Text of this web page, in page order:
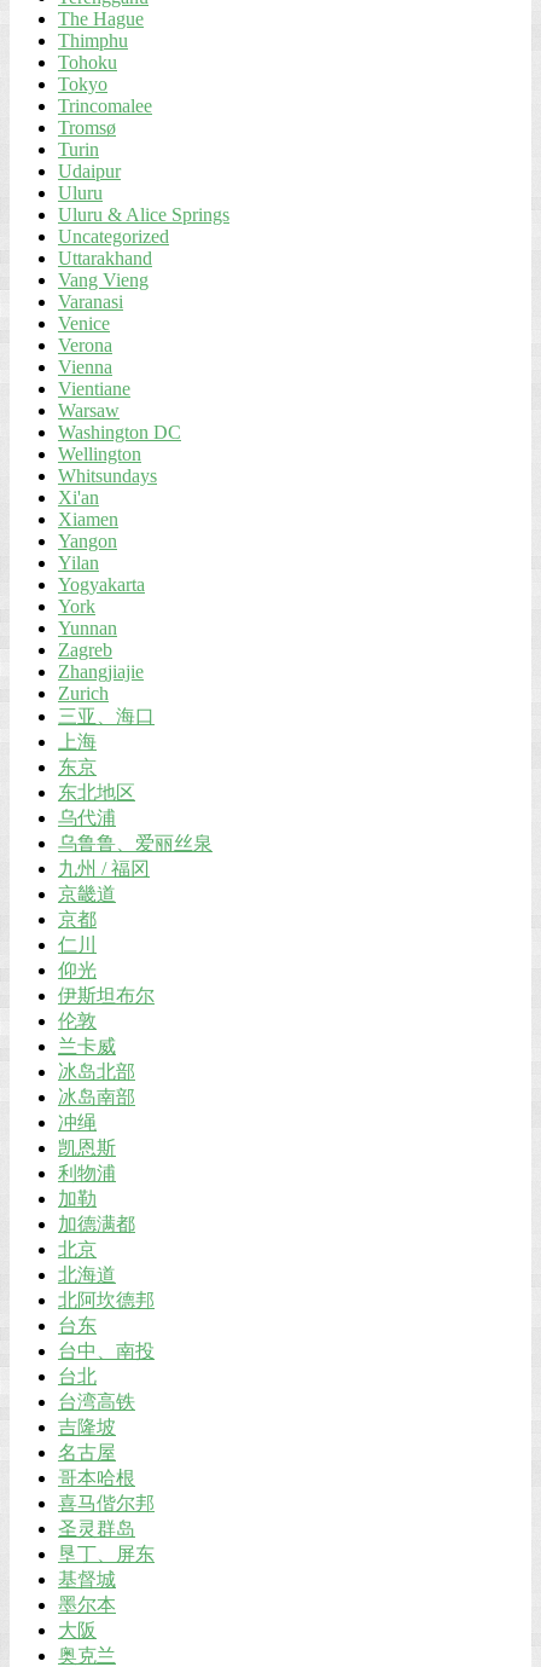
The Hague
Thimphu
Tohoku
Tokyo
Trincomalee
Tromsø
Turin
Udaipur
Uluru
Uluru & Alice Springs
Uncategorized
Uttarakhand
Vang Vieng
Varanasi
Venice
Verona
Vienna
Vientiane
Warsaw
Washington DC
Wellington
Whitsundays
Xi'an
Xiamen
Yangon
Yilan
Yogyakarta
York
Yunnan
Zagreb
Zhangjiajie
Zurich
三亚、海口
上海
东京
东北地区
乌代浦
乌鲁鲁、爱丽丝泉
九州 / 福冈
京畿道
京都
仁川
仰光
伊斯坦布尔
伦敦
兰卡威
冰岛北部
冰岛南部
冲绳
凯恩斯
利物浦
加勒
加德满都
北京
北海道
北阿坎德邦
台东
台中、南投
台北
台湾高铁
吉隆坡
名古屋
哥本哈根
喜马偕尔邦
圣灵群岛
垦丁、屏东
基督城
墨尔本
大阪
奥克兰